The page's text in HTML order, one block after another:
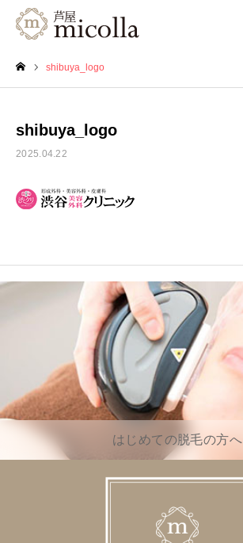
shibuya_logo
shibuya_logo
2025.04.22
はじめての脱毛の方へ